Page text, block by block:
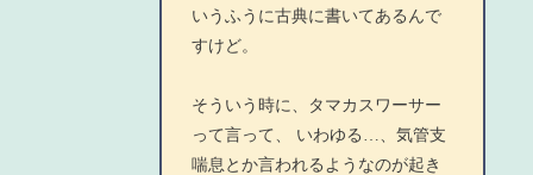
いうふうに古典に書いてあるんで
すけど。
そういう時に、タマカスワーサー
って言って、 いわゆる…、気管支
喘息とか言われるようなのが起き